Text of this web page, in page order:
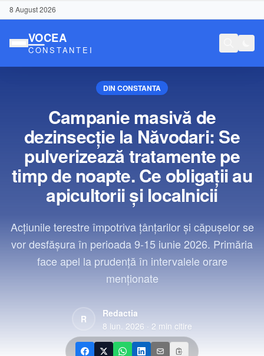
8 August 2026
Conținut Sponsorizat
Contact
DIN CONSTANTA
Campanie masivă de
dezinsecție la Năvodari: Se
pulverizează tratamente pe
timp de noapte. Ce obligații au
apicultorii și localnicii
Acțiunile terestre împotriva țânțarilor și căpușelor se
vor desfășura în perioada 9-15 iunie 2026. Primăria
face apel la prudență în intervalele orare
menționate
R
Redactia
8 iun. 2026 · 2 min citire